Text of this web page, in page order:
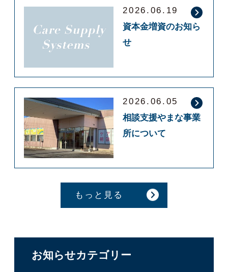
2026.06.19
資本金増資のお知ら
せ
2026.06.05
相談支援やまな事業
所について
もっと見る
お知らせカテゴリー